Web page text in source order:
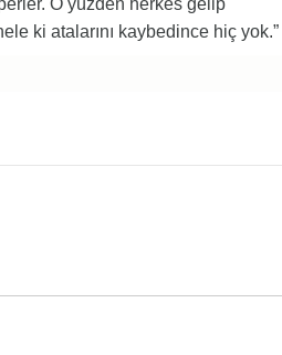
O yüzden herkes gelip
ki atalarını kaybedince hiç yok.”